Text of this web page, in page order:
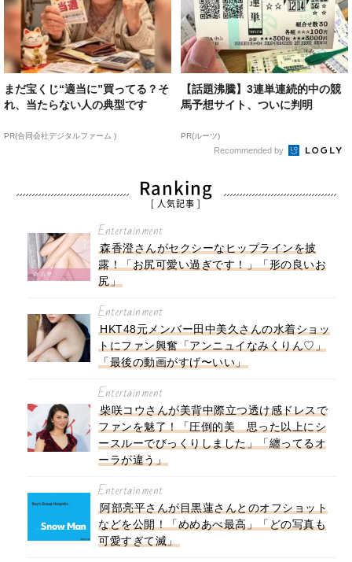
まだ宝くじ“適当に”買ってる？そ
れ、当たらない人の典型です
PR(合同会社デジタルファーム )
【話題沸騰】3連単連続的中の競
馬予想サイト、ついに判明
PR(ルーツ)
Recommended by
Ranking
[ 人気記事 ]
Entertainment
森香澄さんがセクシーなヒップラインを披
露！「お尻可愛い過ぎです！」「形の良いお
尻」
Entertainment
HKT48元メンバー田中美久さんの水着ショッ
トにファン興奮「アンニュイなみくりん♡」
「最後の動画がすげ〜いい」
Entertainment
柴咲コウさんが美背中際立つ透け感ドレスで
ファンを魅了！「圧倒的美 思った以上にシ
ースルーでびっくりしました」「纏ってるオ
ーラが違う」
Entertainment
阿部亮平さんが目黒蓮さんとのオフショット
などを公開！「めめあべ最高」「どの写真も
可愛すぎて滅」